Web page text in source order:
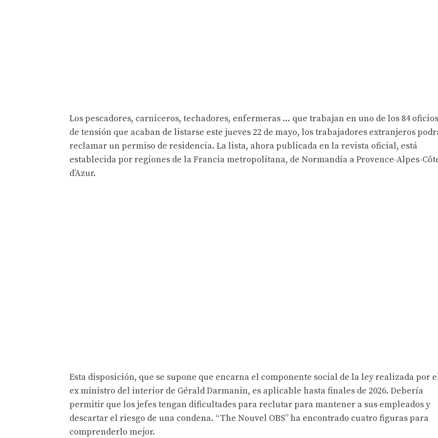
Los pescadores, carniceros, techadores, enfermeras … que trabajan en uno de los 84 oficios
de tensión que acaban de listarse este jueves 22 de mayo, los trabajadores extranjeros
reclamar un permiso de residencia. La lista, ahora publicada en la revista oficial, está
establecida por regiones de la Francia metropolitana, de Normandía a Provence-Alpes-
d’Azur.
Esta disposición, que se supone que encarna el componente social de la ley realizada por
ex ministro del interior de Gérald Darmanin, es aplicable hasta finales de 2026. Debería
permitir que los jefes tengan dificultades para reclutar para mantener a sus empleados y
descartar el riesgo de una condena. “The Nouvel OBS” ha encontrado cuatro figuras para
comprenderlo mejor.